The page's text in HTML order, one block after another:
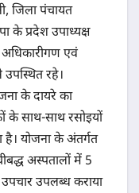
जिला पंचायत
के प्रदेश उपाध्यक्ष
अधिकारीगण एवं
उपस्थित रहे।
के दायरे का
के साथ-साथ रसोइयों
है। योजना के अंतर्गत
अस्पतालों में 5
उपलब्ध कराया